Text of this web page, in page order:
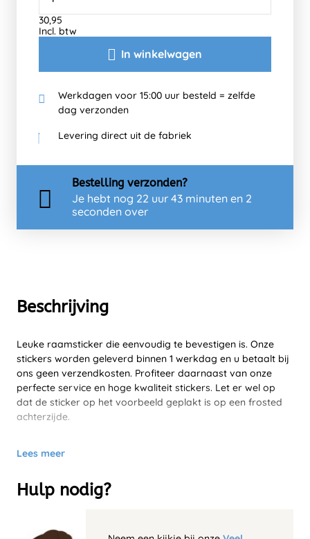
Beschrijving
Leuke raamsticker die eenvoudig te bevestigen is. Onze
stickers worden geleverd binnen 1 werkdag en u betaalt bij
ons geen verzendkosten. Profiteer daarnaast van onze
perfecte service en hoge kwaliteit stickers. Let er wel op
dat de sticker op het voorbeeld geplakt is op een frosted
achterzijde.
Lees meer
Hulp nodig?
In winkelwagen
30,95
Incl. btw
Werkdagen voor 15:00 uur besteld = zelfde
dag verzonden
Levering direct uit de fabriek
Bestelling verzonden?
Je hebt nog 22 uur 43 minuten en 2
seconden over